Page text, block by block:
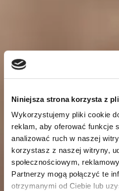
Niniejsza strona korzysta z
Wykorzystujemy pliki cookie
reklam, aby oferować funkcje
analizować ruch w naszej
korzystasz z naszej witryny,
społecznościowym,
Partnerzy mogą połączyć te
otrzymanymi od Ciebie lub